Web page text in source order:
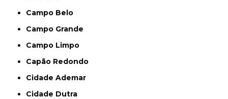
Campo Belo
Campo Grande
Campo Limpo
Capão Redondo
Cidade Ademar
Cidade Dutra